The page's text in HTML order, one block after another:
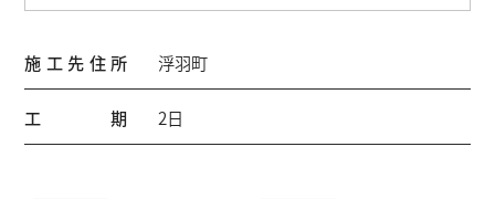
施工先住所 浮羽町
工期 2日